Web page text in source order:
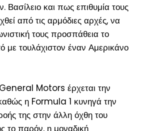
Βασίλειο και πως επιθυμία τους
από τις αρμόδιες αρχές, να
τους προσπάθεια το
με τουλάχιστον έναν Αμερικάνο
Motors έρχεται την
η Formula 1 κυνηγά την
της στην άλλη όχθη του
το παρόν, η μοναδική